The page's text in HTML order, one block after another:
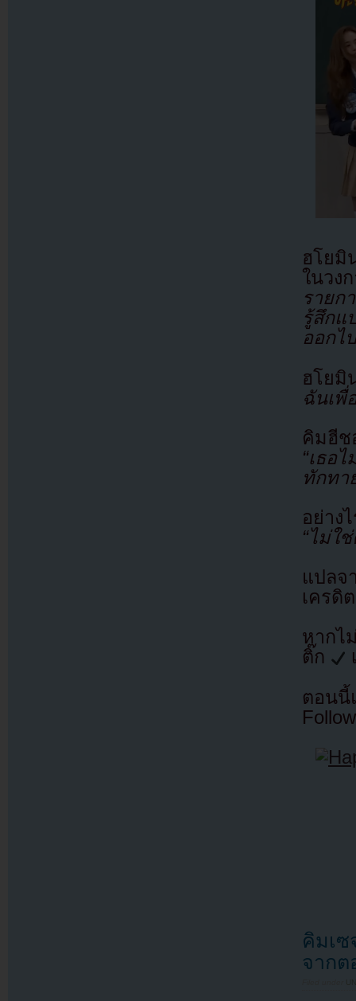
ฮโยมิ
ในว
รายก
รู้สึกแ
ออกไ
ฮโยมิ
ฉันเพื่
คิมฮีช
“เธอ
ทักทา
อย่าง
“ไม่ใ
แปล
เครดิ
หากไ
ติ๊ก
ตอนนี้
คิมเซ
จากต